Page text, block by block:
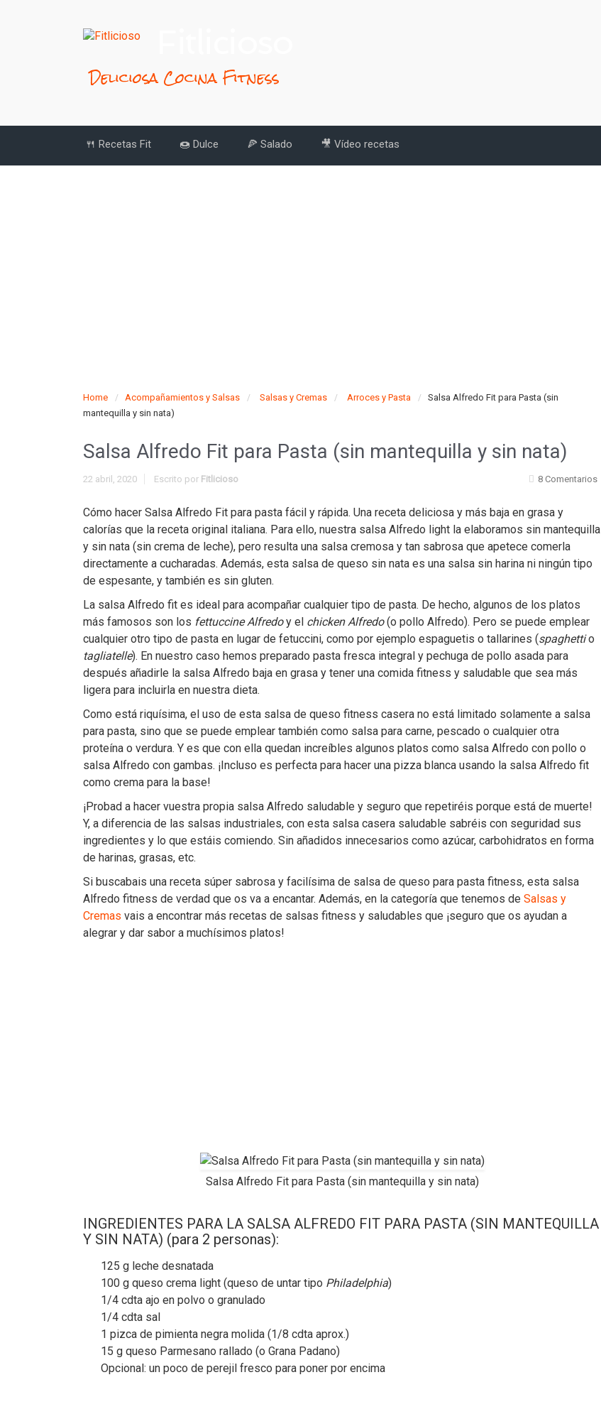
Deliciosa Cocina Fitness
🍴 Recetas Fit 🍩 Dulce 🍕 Salado 🎥 Vídeo recetas
Home Acompañamientos y Salsas Salsas y Cremas Arroces y Pasta
Salsa Alfredo Fit para Pasta (sin
mantequilla y sin nata)
Salsa Alfredo Fit para Pasta (sin mantequilla y sin nata)
22 abril, 2020 8 Comentarios
Escrito por Fitlicioso
Cómo hacer Salsa Alfredo Fit para pasta fácil y rápida. Una receta deliciosa y más baja en grasa y
calorías que la receta original italiana. Para ello, nuestra salsa Alfredo light la elaboramos sin mantequilla
y sin nata (sin crema de leche), pero resulta una salsa cremosa y tan sabrosa que apetece comerla
directamente a cucharadas. Además, esta salsa de queso sin nata es una salsa sin harina ni ningún tipo
de espesante, y también es sin gluten.
La salsa Alfredo fit es ideal para acompañar cualquier tipo de pasta. De hecho, algunos de los platos
más famosos son los fettuccine Alfredoy el chicken Alfredo(o pollo Alfredo). Pero se puede emplear
cualquier otro tipo de pasta en lugar de fetuccini, como por ejemplo espaguetis o tallarines (spaghettio
tagliatelle). En nuestro caso hemos preparado pasta fresca integral y pechuga de pollo asada para
después añadirle la salsa Alfredo baja en grasa y tener una comida fitness y saludable que sea más
ligera para incluirla en nuestra dieta.
Como está riquísima, el uso de esta salsa de queso fitness casera no está limitado solamente a salsa
para pasta, sino que se puede emplear también como salsa para carne, pescado o cualquier otra
proteína o verdura. Y es que con ella quedan increíbles algunos platos como salsa Alfredo con pollo o
salsa Alfredo con gambas. ¡Incluso es perfecta para hacer una pizza blanca usando la salsa Alfredo fit
como crema para la base!
¡Probad a hacer vuestra propia salsa Alfredo saludable y seguro que repetiréis porque está de muerte!
Y, a diferencia de las salsas industriales, con esta salsa casera saludable sabréis con seguridad sus
ingredientes y lo que estáis comiendo. Sin añadidos innecesarios como azúcar, carbohidratos en forma
de harinas, grasas, etc.
Si buscabais una receta súper sabrosa y facilísima de salsa de queso para pasta fitness, esta salsa
Alfredo fitness de verdad que os va a encantar. Además, en la categoría que tenemos de Salsas y
Cremas vais a encontrar más recetas de salsas fitness y saludables que ¡seguro que os ayudan a
alegrar y dar sabor a muchísimos platos!
Salsa Alfredo Fit para Pasta (sin mantequilla y sin nata)
INGREDIENTES PARA LA SALSA ALFREDO FIT PARA PASTA (SIN MANTEQUILLA
Y SIN NATA) (para 2 personas):
125 g leche desnatada
100 g queso crema light (queso de untar tipo Philadelphia)
1/4 cdta ajo en polvo o granulado
1/4 cdta sal
1 pizca de pimienta negra molida (1/8 cdta aprox.)
15 g queso Parmesano rallado (o Grana Padano)
Opcional: un poco de perejil fresco para poner por encima